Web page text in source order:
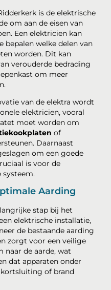
is de elektrische
om aan de eisen van
Een elektricien kan
bepalen welke delen van
worden. Dit kan
verouderde bedrading
om meer
van de elektra wordt
elektricien, vooral
moet worden om
of
Daarnaast
om een goede
is voor de
systeem.
Aarding
stap bij het
elektrische installatie,
de bestaande aarding
zorgt voor een veilige
naar de aarde, wat
dat apparaten onder
of brand